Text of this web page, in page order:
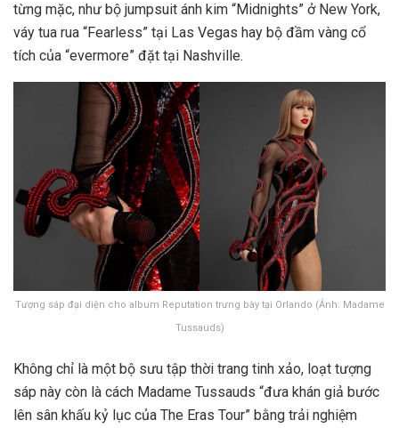
từng mặc, như bộ jumpsuit ánh kim “Midnights” ở New York,
váy tua rua “Fearless” tại Las Vegas hay bộ đầm vàng cổ
tích của “evermore” đặt tại Nashville.
Tượng sáp đại diện cho album Reputation trưng bày tại Orlando (Ảnh: Madame
Tussauds)
Không chỉ là một bộ sưu tập thời trang tinh xảo, loạt tượng
sáp này còn là cách Madame Tussauds “đưa khán giả bước
lên sân khấu kỷ lục của The Eras Tour” bằng trải nghiệm